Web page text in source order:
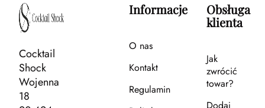
Cocktail
Shock
Wojenna
18
Informacje
O nas
Kontakt
Regulamin
Obsługa
klienta
Jak
zwrócić
towar?
Dodaj